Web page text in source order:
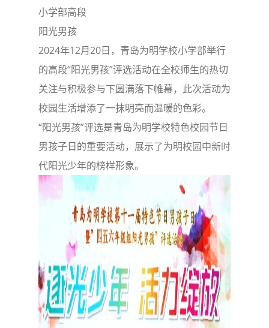
小学部高段
阳光男孩
2024年12月20日，青岛为明学校小学部举行
的高段“阳光男孩”评选活动在全校师生的热切
关注与积极参与下圆满落下帷幕，此次活动为
校园生活增添了一抹明亮而温暖的色彩。
“阳光男孩”评选是青岛为明学校特色校园节日
男孩子日的重要活动，展示了为明校园中新时
代阳光少年的榜样形象。